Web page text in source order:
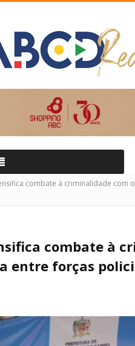
combate à criminalidade com
combate à
entre forças